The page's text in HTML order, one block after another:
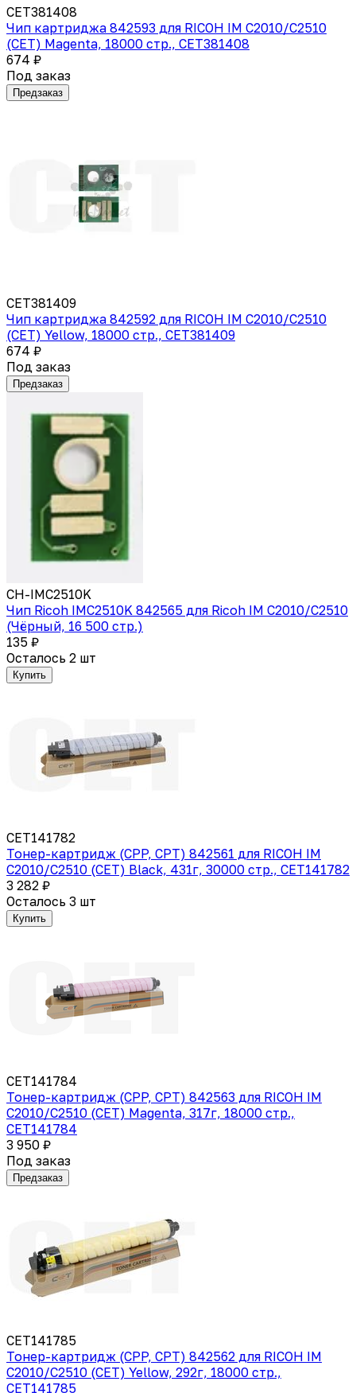
CET381408
Чип картриджа 842593 для RICOH IM C2010/C2510
(CET) Magenta, 18000 стр., CET381408
674 ₽
Под заказ
Предзаказ
CET381409
Чип картриджа 842592 для RICOH IM C2010/C2510
(CET) Yellow, 18000 стр., CET381409
674 ₽
Под заказ
Предзаказ
CH-IMC2510K
Чип Ricoh IMC2510K 842565 для Ricoh IM C2010/C2510
(Чёрный, 16 500 стр.)
135 ₽
Осталось 2 шт
Купить
CET141782
Тонер-картридж (CPP, CPT) 842561 для RICOH IM
C2010/C2510 (CET) Black, 431г, 30000 стр., CET141782
3 282 ₽
Осталось 3 шт
Купить
CET141784
Тонер-картридж (CPP, CPT) 842563 для RICOH IM
C2010/C2510 (CET) Magenta, 317г, 18000 стр.,
CET141784
3 950 ₽
Под заказ
Предзаказ
CET141785
Тонер-картридж (CPP, CPT) 842562 для RICOH IM
C2010/C2510 (CET) Yellow, 292г, 18000 стр.,
CET141785